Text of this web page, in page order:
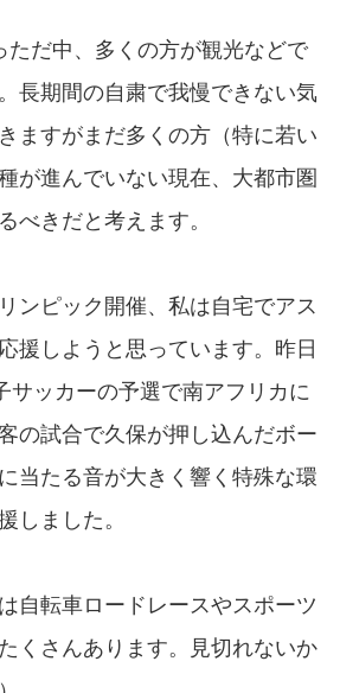
だ中、多くの方が観光などで
長期間の自粛で我慢できない気
ますがまだ多くの方（特に若い
が進んでいない現在、大都市圏
べきだと考えます。
ンピック開催、私は自宅でアス
援しようと思っています。昨日
サッカーの予選で南アフリカに
の試合で久保が押し込んだボー
当たる音が大きく響く特殊な環
しました。
自転車ロードレースやスポーツ
くさんあります。見切れないか